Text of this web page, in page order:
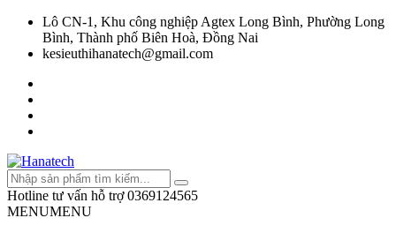
Lô CN-1, Khu công nghiệp Agtex Long Bình, Phường Long
Bình, Thành phố Biên Hoà, Đồng Nai
kesieuthihanatech@gmail.com
Hotline tư vấn hỗ trợ 0369124565
MENUMENU